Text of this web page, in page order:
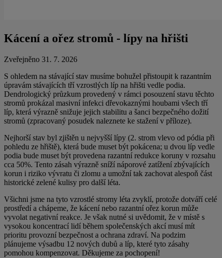
Kácení a ořez stromů - lípy na hřišti
Zveřejněno 31. 7. 2026
S ohledem na stávající stav musíme bohužel přistoupit k razantním
úpravám stávajících tří vzrostlých líp na hřišti vedle podia.
Dendrologický průzkum provedený v rámci posouzení stavu těchto
stromů prokázal masivní infekci dřevokaznými houbami všech tří
líp, která výrazně snižuje jejich stabilitu a šanci bezpečného dožití
stromů (zpracovaný posudek naleznete ke stažení v příloze).
Nejhorší stav byl zjištěn u nejvyšší lípy (2. strom vlevo od pódia při
pohledu ze hřiště), která bude muset být pokácena; u dvou líp vedle
podia bude muset být provedena razantní redukce koruny v rozsahu
cca 50%. Tento zásah výrazně sníží náporové zatížení zbývajících
korun i riziko vývratu či zlomu a umožní tak zachovat alespoň část
historické zelené kulisy pro další léta.
Všichni jsme na tyto vzrostlé stromy léta zvyklí, protože dotváří celé
prostředí a chápeme, že kácení nebo razantní ořez korun může
vyvolat negativní reakce. Je však nutné si uvědomit, že v místě s
vysokou koncentrací lidí během společenských akcí musí mít
prioritu provozní bezpečnost a ochrana zdraví. Na podzim
plánujeme výsadbu 12 nových dubů a líp, které tyto zásahy
pomohou kompenzovat. Děkujeme za pochopení!